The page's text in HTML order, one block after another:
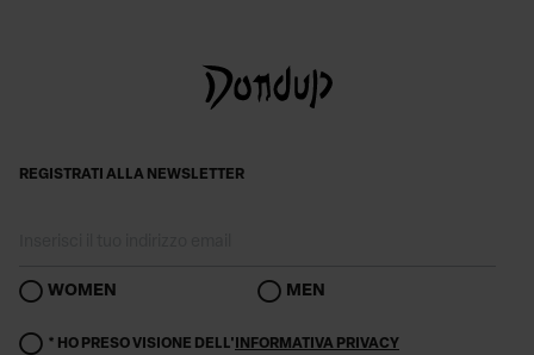
REGISTRATI ALLA NEWSLETTER
WOMEN MEN
* HO PRESO VISIONE DELL' INFORMATIVA PRIVACY